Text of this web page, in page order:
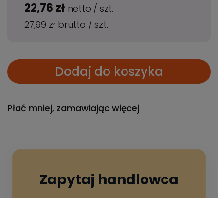
22,76 zł netto / szt.
27,99 zł brutto / szt.
Dodaj do koszyka
Płać mniej, zamawiając więcej
Zapytaj handlowca